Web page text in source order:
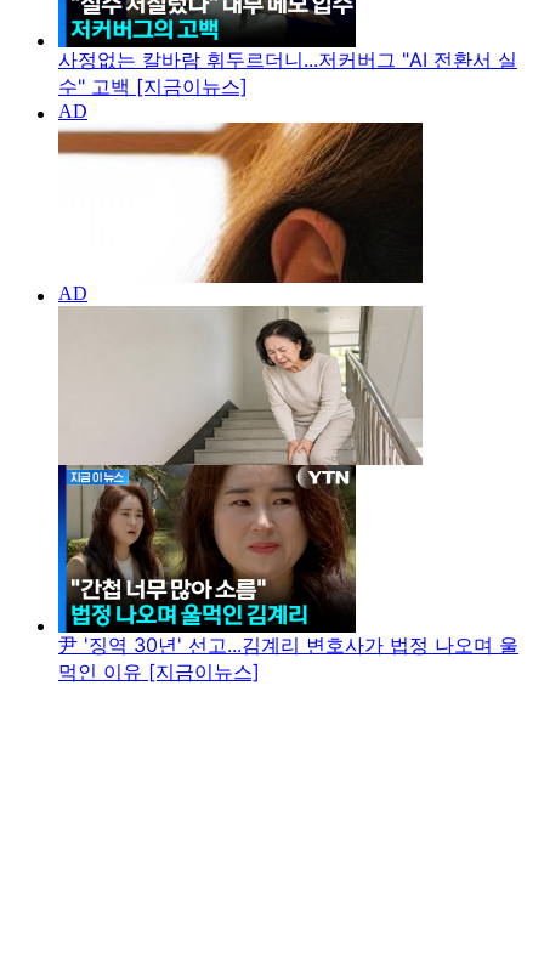
사정없는 칼바람 휘두르더니...저커버그 "AI 전환서 실
수" 고백 [지금이뉴스]
尹 '징역 30년' 선고...김계리 변호사가 법정 나오며 울
먹인 이유 [지금이뉴스]